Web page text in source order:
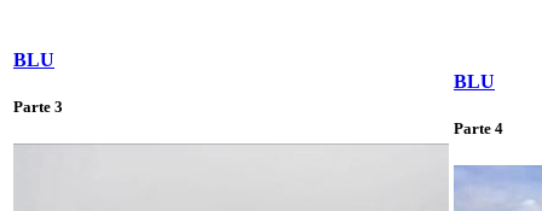
BLU
Parte 3
BLU
Parte 4